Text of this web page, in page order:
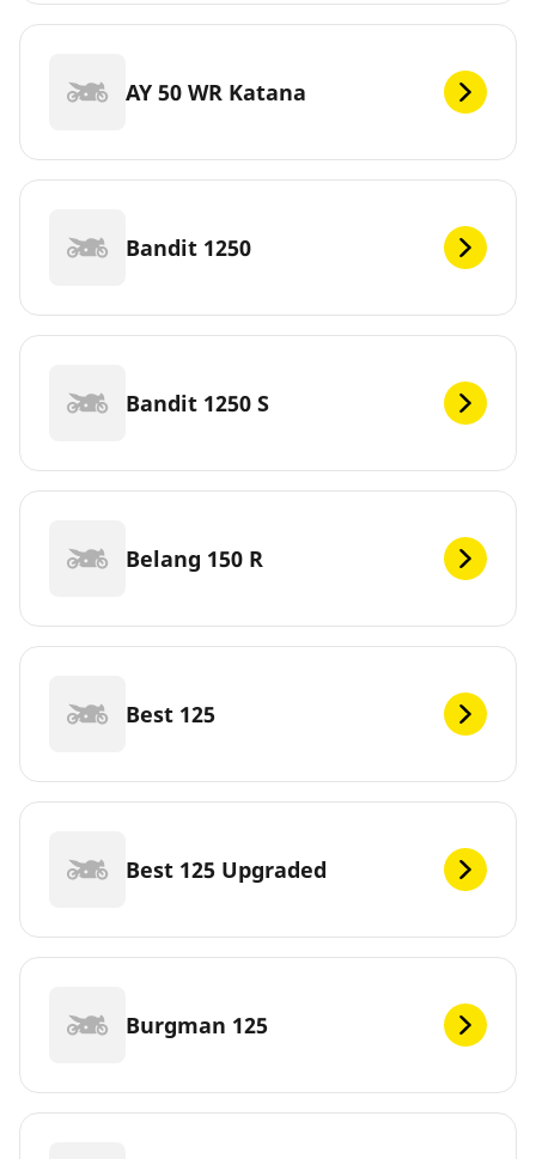
AY 50 WR Katana
Bandit 1250
Bandit 1250 S
Belang 150 R
Best 125
Best 125 Upgraded
Burgman 125